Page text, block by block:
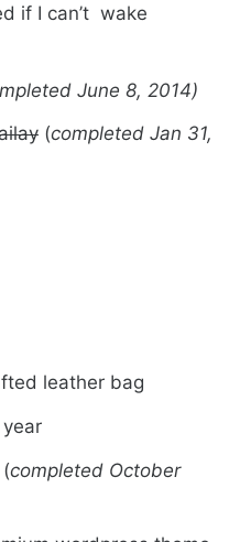
if I can’t wake
June 8, 2014)
(completed Jan 31,
leather bag
(completed October